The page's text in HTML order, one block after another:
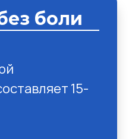
боли
15-